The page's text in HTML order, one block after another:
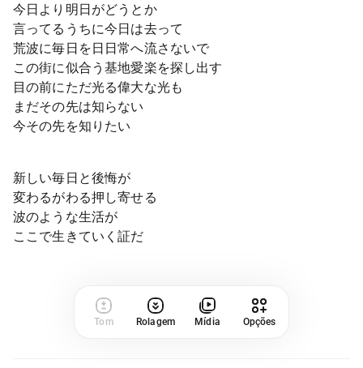
今日より明日がどうとか
言ってるうちに今日は去って
荒波に毎日を日日常へ流さないで
この街に似合う基地愛楽を探し出す
目の前にただ光る偉大な光も
まだその先は知らない
今その先を知りたい
新しい毎日と後悔が
変わるがわる押し寄せる
波のような生活が
ここで生きていく証だ
Tom Rolagem Mídia Opções